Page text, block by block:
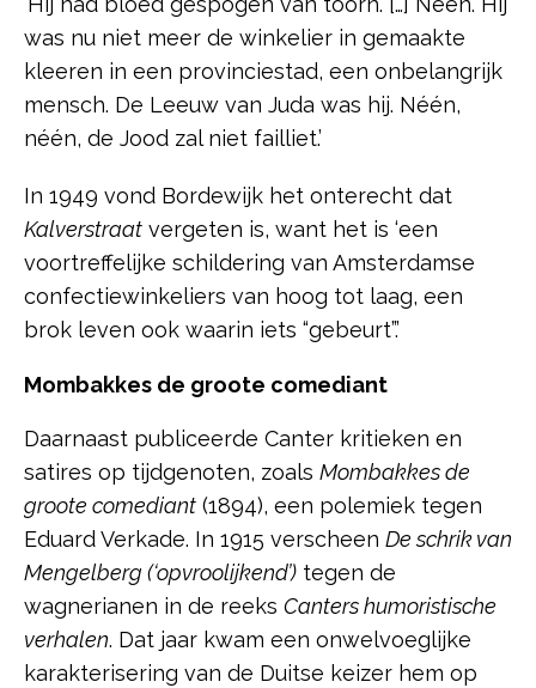
was nu niet meer de winkelier in gemaakte
kleeren in een provinciestad, een onbelangrijk
mensch. De Leeuw van Juda was hij. Néén,
néén, de Jood zal niet failliet.’
In 1949 vond Bordewijk het onterecht dat
Kalverstraat vergeten is, want het is ‘een
voortreffelijke schildering van Amsterdamse
confectiewinkeliers van hoog tot laag, een
brok leven ook waarin iets “gebeurt”.’
Mombakkes de groote comediant
Daarnaast publiceerde Canter kritieken en
satires op tijdgenoten, zoals Mombakkes de
groote comediant (1894), een polemiek tegen
Eduard Verkade. In 1915 verscheen De schrik van
Mengelberg (‘opvroolijkend’) tegen de
wagnerianen in de reeks Canters humoristische
verhalen. Dat jaar kwam een onwelvoeglijke
karakterisering van de Duitse keizer hem op